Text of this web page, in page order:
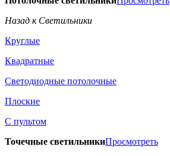
Назад к Светильники
Круглые
Квадратные
Светодиодные потолочные
Плоские
С пультом
Точечные светильникиПросмотреть